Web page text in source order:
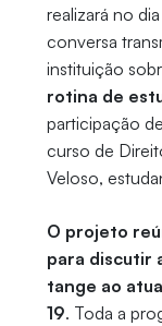
realizará no
conversa
instituição
rotina de
participação
curso de
Veloso,
O projeto
para discutir
tange ao
19. Toda a